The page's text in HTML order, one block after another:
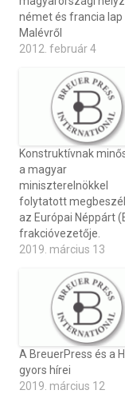
német és francia lap
Malévről
2012. február 4
Konstruktívnak
a magyar
miniszterelnökkel
folytatott
az Európai Néppárt
frakcióvezetője.
2019. március 13
A BreuerPress és a
gyors hírei
2019. március 12